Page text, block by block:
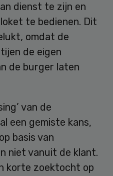
dienst te zijn en
te bedienen. Dit
omdat de
de eigen
de burger laten
van de
een gemiste kans,
basis van
niet vanuit de klant.
korte zoektocht op